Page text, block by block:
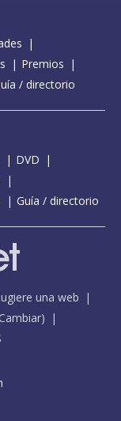
Premios
/ directorio
DVD
Guía / directorio
una web
Cambiar)